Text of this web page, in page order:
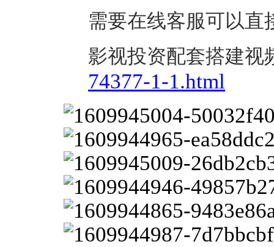
需要在线客服可以直
影视投资配套搭建视
74377-1-1.html